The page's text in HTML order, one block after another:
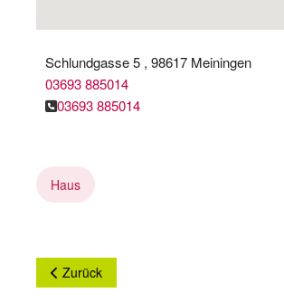
Schlundgasse 5 , 98617 Meiningen
03693 885014
03693 885014
Haus
Vorheriger Beitrag: Bittdorf & Wachs
Zurück